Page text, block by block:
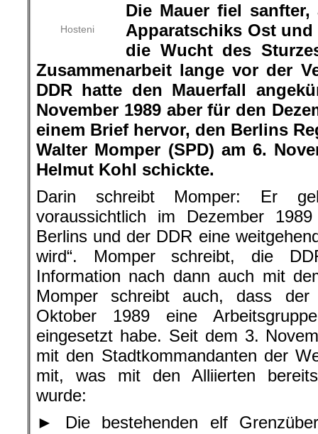
Hosteni
Die Mauer fiel
Apparatschiks Ost
die Wucht des
Zusammenarbeit lange vor der
DDR hatte den Mauerfall
November 1989 aber für den
einem Brief hervor, den Berlins
Walter Momper (SPD) am 6.
Helmut Kohl schickte.
Darin schreibt Momper: Er
voraussichtlich im Dezember
Berlins und der DDR eine
wird“. Momper schreibt, die
Information nach dann auch mit
Momper schreibt auch, dass
Oktober 1989 eine
eingesetzt habe. Seit dem 3.
mit den Stadtkommandanten der
mit, was mit den Alliierten
wurde:
► Die bestehenden elf